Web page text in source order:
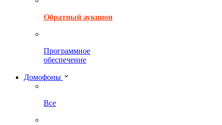
Обратный аукцион
Программное
обеспечение
Домофоны
Все